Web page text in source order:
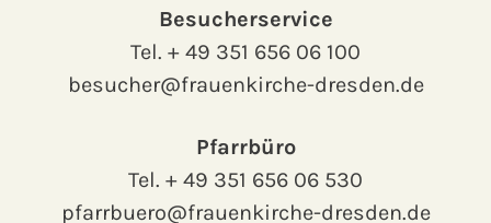
Besucherservice
Tel. + 49 351 656 06 100
besucher@frauenkirche-dresden.de
Pfarrbüro
Tel. + 49 351 656 06 530
pfarrbuero@frauenkirche-dresden.de